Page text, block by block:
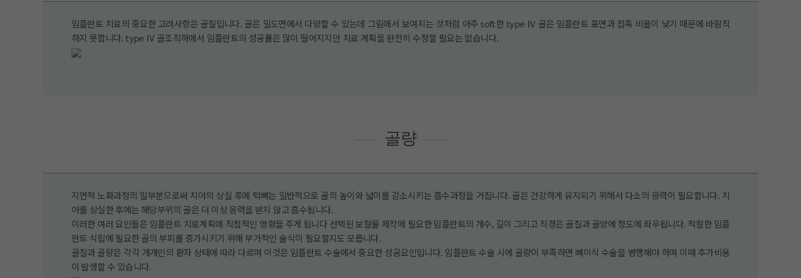
임플란트 치료의 중요한 고려사항은 골질입니다. 골은 밀도면에서 다양할 수 있는데 그림에서 보여지는 것처럼 아주 soft한 type Ⅳ 골은 임플란트 표면과 접촉 비율이 낮기 때문에 바람직
하지 못합니다. type Ⅳ 골조직하에서 임플란트의 성공률은 많이 떨어지지만 치료 계획을 완전히 수정할 필요는 없습니다.
골량
지연적 노화과정의 일부분으로써 치아의 상실 후에 턱뼈는 일반적으로 골의 높이와 넓이를 감소시키는 흡수과정을 거칩니다. 골은 건강하게 유지되기 위해서 다소의 응력이 필요합니다. 치
아를 상실한 후에는 해당부위의 골은 더 이상 응력을 받지 않고 흡수됩니다.
이러한 여러 요인들은 임플란트 치료계획에 직접적인 영향을 주게 됩니다 선택된 보철물 제작에 필요한 임플란트의 개수, 길이 그리고 직경은 골질과 골양에 정도에 좌우됩니다. 적절한 임플
란트 식립에 필요한 골의 부피를 증가시키기 위해 부가적인 술식이 필요할지도 모릅니다.
골질과 골량은 각각 개개인의 환자 상태에 따라 다르며 이것은 임플란트 수술에서 중요한 성공요인입니다. 임플란트 수술 시에 골량이 부족하면 뼈이식 수술을 병행해야 하며 이때 추가비용
이 발생할 수 있습니다.